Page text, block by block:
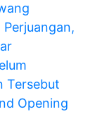
Perjuangan,
Tersebut
Opening